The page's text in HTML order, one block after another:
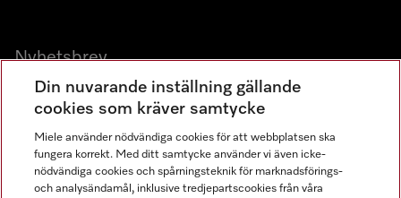
Nyhetsbrev
Gå med i vår gemenskap
Din nuvarande inställning gällande
cookies som kräver samtycke
Miele använder nödvändiga cookies för att webbplatsen ska
fungera korrekt. Med ditt samtycke använder vi även icke-
nödvändiga cookies och spårningsteknik för marknadsförings-
och analysändamål, inklusive tredjepartscookies från våra